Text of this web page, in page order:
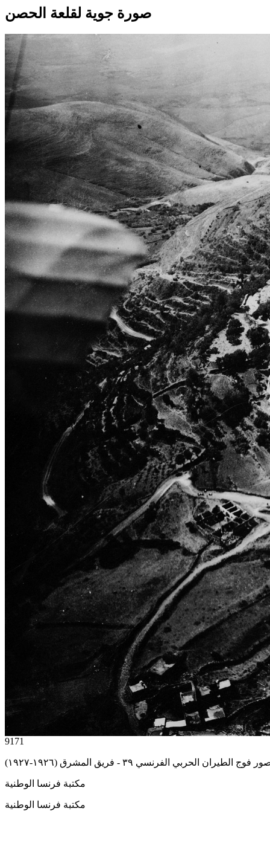
صورة جوية لقلعة الحصن
9171
فوج الطيران الحربي الفرنسي ٣٩ - فريق المشرق (١٩٢٦-١٩٢٧)
مكتبة فرنسا الوطنية
مكتبة فرنسا الوطنية